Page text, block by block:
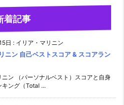
着記事
日 : イリア・マリニン
ニン 自己ベストスコア & スコアラン
ニン （パーソナルベスト）スコアと自身
キング（Total ...